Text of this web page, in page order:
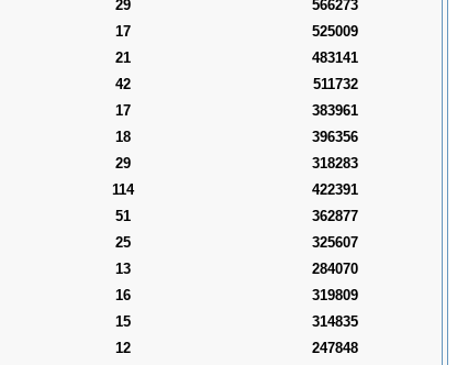
29
566273
17
525009
21
483141
42
511732
17
383961
18
396356
29
318283
114
422391
51
362877
25
325607
13
284070
16
319809
15
314835
12 247848